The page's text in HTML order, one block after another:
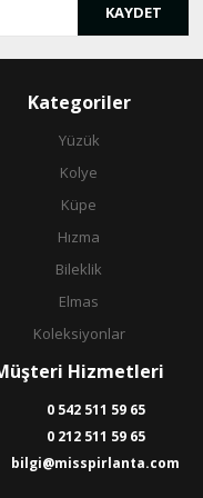
KAYDET
Kategoriler
Yüzük
Kolye
Küpe
Hızma
Bileklik
Elmas
Koleksiyonlar
Hizmetleri
0 542 511 59 65
0 212 511 59 65
bilgi@misspirlanta.com